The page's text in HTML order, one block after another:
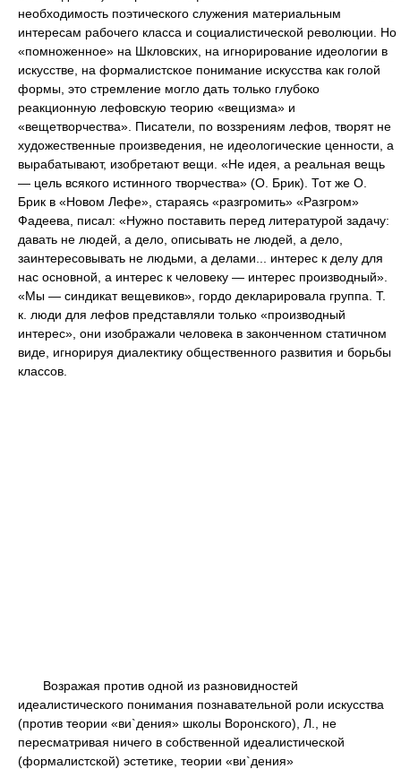
необходимость поэтического служения материальным
интересам рабочего класса и социалистической революции. Но
«помноженное» на Шкловских, на игнорирование идеологии в
искусстве, на формалистское понимание искусства как голой
формы, это стремление могло дать только глубоко
реакционную лефовскую теорию «вещизма» и
«вещетворчества». Писатели, по воззрениям лефов, творят не
художественные произведения, не идеологические ценности, а
вырабатывают, изобретают вещи. «Не идея, а реальная вещь
— цель всякого истинного творчества» (О. Брик). Тот же О.
Брик в «Новом Лефе», стараясь «разгромить» «Разгром»
Фадеева, писал: «Нужно поставить перед литературой задачу:
давать не людей, а дело, описывать не людей, а дело,
заинтересовывать не людьми, а делами... интерес к делу для
нас основной, а интерес к человеку — интерес производный».
«Мы — синдикат вещевиков», гордо декларировала группа. Т.
к. люди для лефов представляли только «производный
интерес», они изображали человека в законченном статичном
виде, игнорируя диалектику общественного развития и борьбы
классов.
Возражая против одной из разновидностей
идеалистического понимания познавательной роли искусства
(против теории «ви`дения» школы Воронского), Л., не
пересматривая ничего в собственной идеалистической
(формалистской) эстетике, теории «ви`дения»